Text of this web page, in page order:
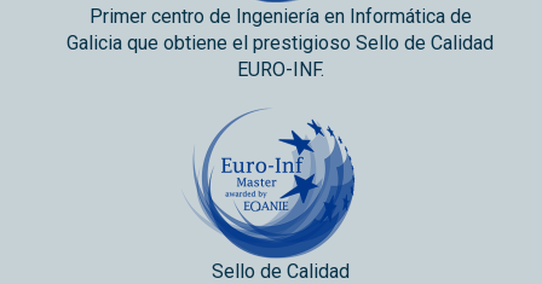
Primer centro de Ingeniería en Informática de
Galicia que obtiene el prestigioso Sello de Calidad
EURO-INF.
Sello de Calidad